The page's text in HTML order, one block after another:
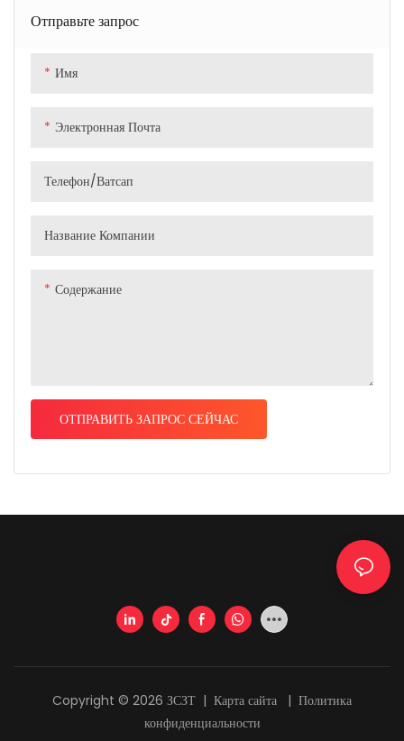
Отправьте запрос
Имя
Электронная Почта
Телефон/ватсап
Название Компании
Содержание
ОТПРАВИТЬ ЗАПРОС СЕЙЧАС
Copyright © 2026 ЗСЗТ | Карта сайта | Политика
конфиденциальности